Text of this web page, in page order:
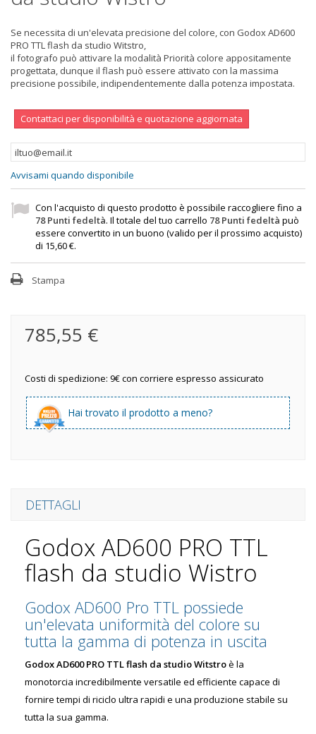
Se necessita di un'elevata precisione del colore, con Godox AD600
PRO TTL flash da studio Witstro,
il fotografo può attivare la modalità Priorità colore appositamente
progettata, dunque il flash può essere attivato con la massima
precisione possibile, indipendentemente dalla potenza impostata.
Contattaci per disponibilità e quotazione aggiornata
Avvisami quando disponibile
Con l'acquisto di questo prodotto è possibile raccogliere fino a
78Punti fedeltà. Il totale del tuo carrello 78Punti fedeltà può
essere convertito in un buono (valido per il prossimo acquisto)
di 15,60 €.
Stampa
785,55 €
Costi di spedizione: 9€ con corriere espresso assicurato
Hai trovato il prodotto a meno?
DETTAGLI
Godox AD600 PRO TTL
flash da studio Wistro
Godox AD600 Pro TTL possiede
un'elevata uniformità del colore su
tutta la gamma di potenza in uscita
Godox AD600 PRO TTL flash da studio Witstroè la
monotorcia incredibilmente versatile ed efficiente capace di
fornire tempi di riciclo ultra rapidi e una produzione stabile su
tutta la sua gamma.